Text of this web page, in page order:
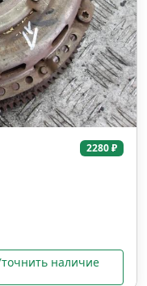
2280 ₽
наличие